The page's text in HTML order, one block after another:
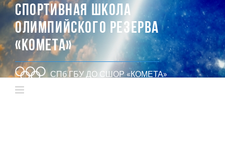
СПОРТИВНАЯ ШКОЛА
ОЛИМПИЙСКОГО РЕЗЕРВА
«КОМЕТА»
СПб ГБУ ДО СШОР «КОМЕТА»